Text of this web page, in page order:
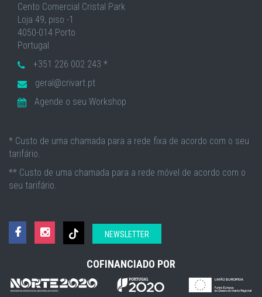
Cento Comercial Cristal Park
Loja 49, piso -1
4050-014 Porto
Portugal
+351 226 002 243 *
geral@crivart.pt
Agende o seu Workshop
* Custo de uma chamada para a rede fixa de acordo com o seu
tarifário.
** Custo de uma chamada para a rede móvel de acordo com o
seu tarifário.
NEWSLETTER
COFINANCIADO POR